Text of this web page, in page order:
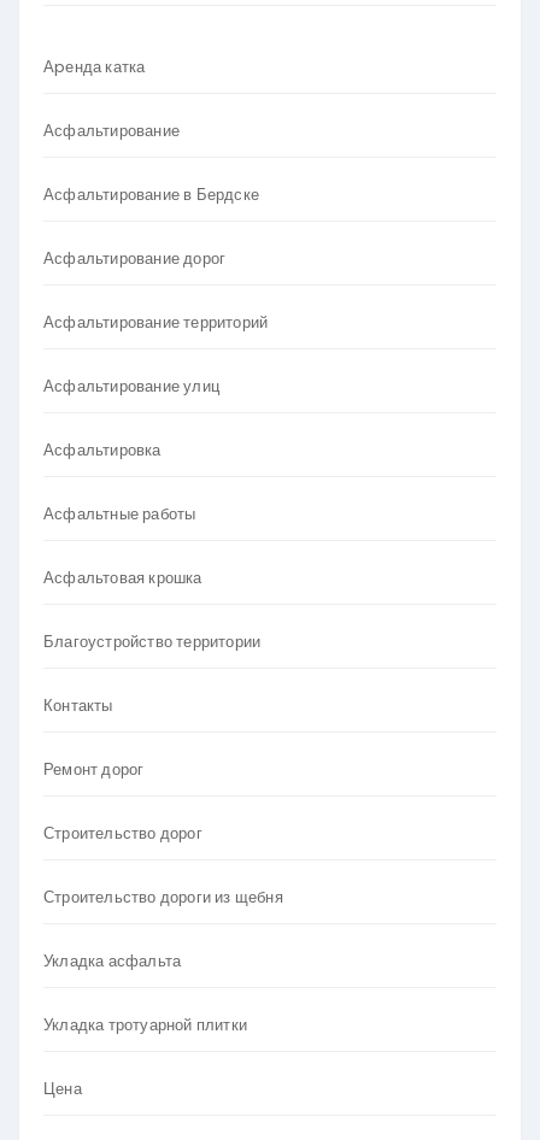
Аpенда катка
Асфальтирование
Асфальтирование в Бердске
Асфальтирование дорог
Асфальтирование территорий
Асфальтирование улиц
Асфальтировка
Асфальтные работы
Асфальтовая крошка
Благоустройство территории
Контакты
Ремонт дорог
Строительство дорог
Строительство дороги из щебня
Укладка асфальта
Укладка тротуарной плитки
Цена